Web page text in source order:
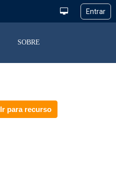
SOBRE
Ir para recurso